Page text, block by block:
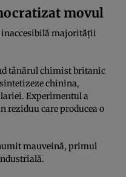
movul
inaccesibilă majorității
tânărul chimist britanic
chinina,
Experimentul a
reziduu care producea o
mauveină, primul